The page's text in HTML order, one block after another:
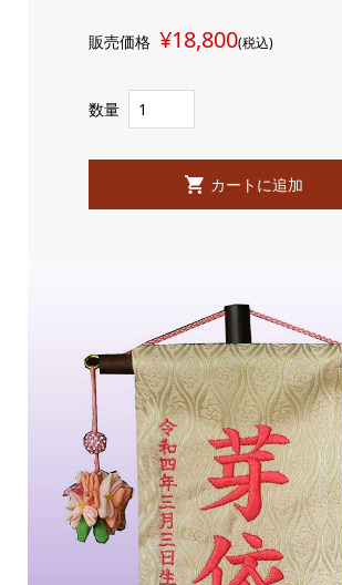
販売価格 ¥18,800(税込)
数量